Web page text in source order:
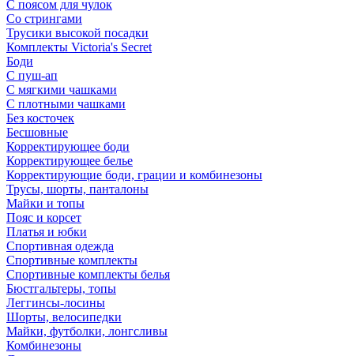
С поясом для чулок
Со стрингами
Трусики высокой посадки
Комплекты Victoria's Secret
Боди
С пуш-ап
С мягкими чашками
С плотными чашками
Без косточек
Бесшовные
Корректирующее боди
Корректирующее белье
Корректирующие боди, грации и комбинезоны
Трусы, шорты, панталоны
Майки и топы
Пояс и корсет
Платья и юбки
Спортивная одежда
Спортивные комплекты
Спортивные комплекты белья
Бюстгальтеры, топы
Леггинсы-лосины
Шорты, велосипедки
Майки, футболки, лонгсливы
Комбинезоны